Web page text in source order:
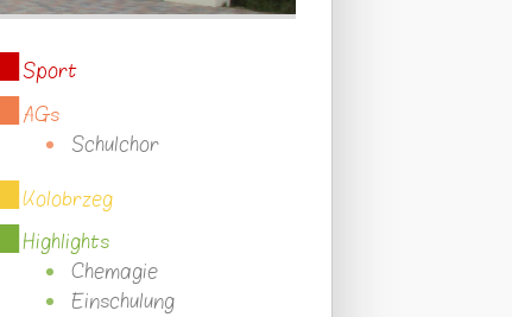
Sport
AGs
Schulchor
Kolobrzeg
Highlights
Chemagie
Einschulung